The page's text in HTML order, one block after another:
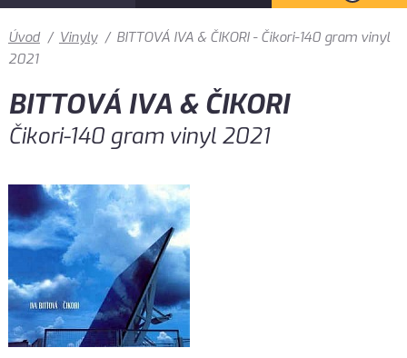
Úvod / Vinyly / BITTOVÁ IVA & ČIKORI - Čikori-140 gram vinyl
2021
BITTOVÁ IVA & ČIKORI
Čikori-140 gram vinyl 2021